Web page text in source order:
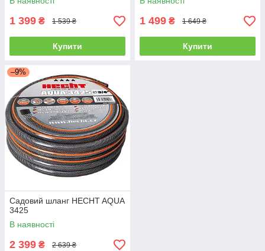
1 399 ₴ 1 539 ₴
Купити
1 499 ₴ 1 649 ₴
Купити
–9%
Садовий шланг HECHT AQUA
3425
В наявності
2 399 ₴ 2 639 ₴